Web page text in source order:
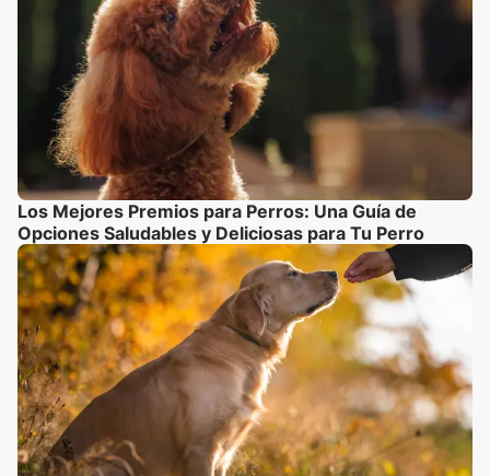
Los Mejores Premios para Perros: Una Guía de
Opciones Saludables y Deliciosas para Tu Perro